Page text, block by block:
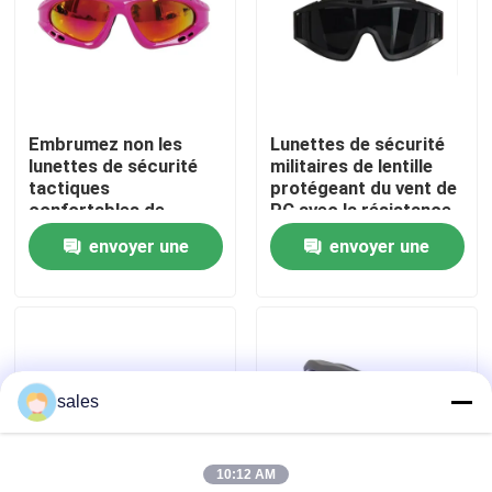
Contactez-nous
Nouvelles
Cas
Anti brouillard lunettes de natation
Lunettes de verres de sûreté
Embrumez non les
lunettes de sécurité
tactiques
confortables de
lunettes tactiques
militaires de lentille
envoyer une
Lunettes de sécurité
militaires de lentille
protégeant du vent de
PC avec la résistance
à haute impression
envoyer une
sales
10:12 AM